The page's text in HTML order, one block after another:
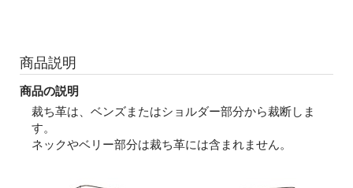
商品説明
商品の説明
裁ち革は、ベンズまたはショルダー部分から裁断しま
す。
ネックやベリー部分は裁ち革には含まれません。